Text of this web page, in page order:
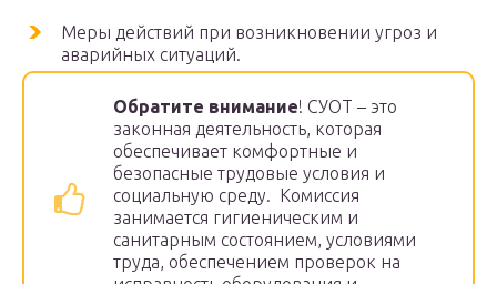
Меры действий при возникновении угроз и
аварийных ситуаций.
Обратите внимание! СУОТ – это
законная деятельность, которая
обеспечивает комфортные и
безопасные трудовые условия и
социальную среду. Комиссия
занимается гигиеническим и
санитарным состоянием, условиями
труда, обеспечением проверок на